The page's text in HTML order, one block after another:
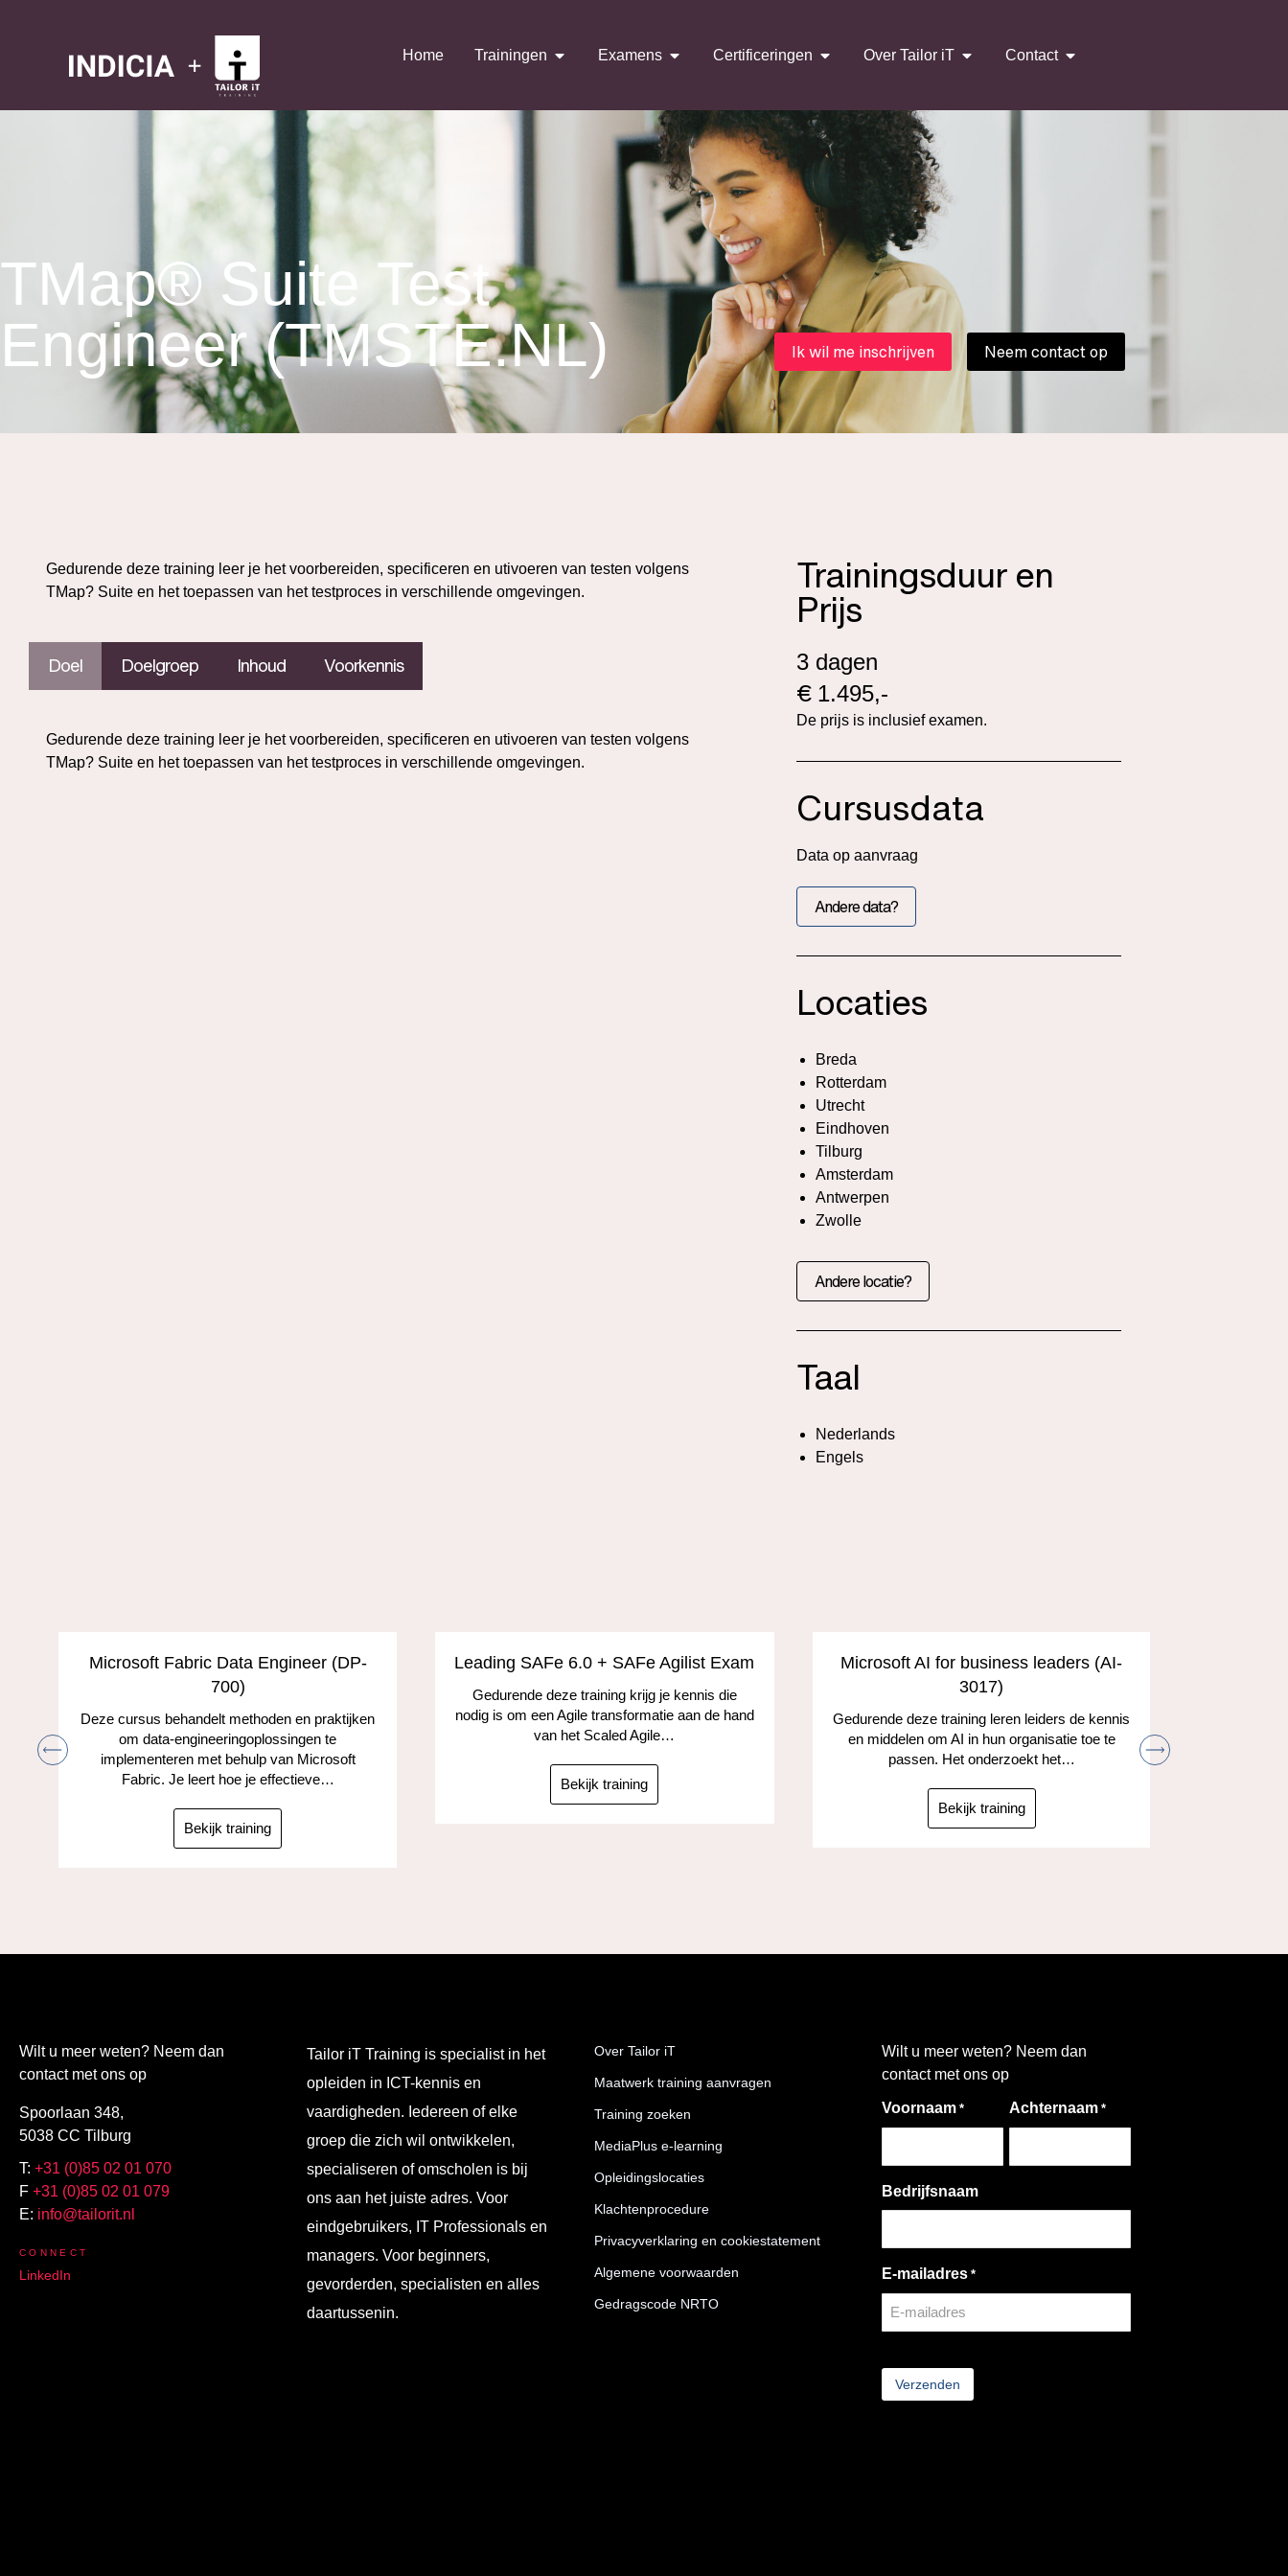
Home Trainingen Examens Certificeringen Over Tailor iT Contact
TMap® Suite Test
Engineer (TMSTE.NL)
Ik wil me inschrijven Neem contact op
Gedurende deze training leer je het voorbereiden, specificeren en utivoeren van testen volgens
TMap? Suite en het toepassen van het testproces in verschillende omgevingen.
Doel Doelgroep Inhoud Voorkennis
Gedurende deze training leer je het voorbereiden, specificeren en utivoeren van testen volgens
TMap? Suite en het toepassen van het testproces in verschillende omgevingen.
Trainingsduur en
Prijs
3 dagen
€ 1.495,-
De prijs is inclusief examen.
Cursusdata
Data op aanvraag
Andere data?
Locaties
Breda
Rotterdam
Utrecht
Eindhoven
Tilburg
Amsterdam
Antwerpen
Zwolle
Andere locatie?
Taal
Nederlands
Engels
Microsoft Fabric Data Engineer (DP-
700)
Deze cursus behandelt methoden en praktijken
om data-engineeringoplossingen te
implementeren met behulp van Microsoft
Fabric. Je leert hoe je effectieve…
Bekijk training
Leading SAFe 6.0 + SAFe Agilist Exam
Gedurende deze training krijg je kennis die
nodig is om een Agile transformatie aan de hand
van het Scaled Agile…
Bekijk training
Microsoft AI for business leaders (AI-
3017)
Gedurende deze training leren leiders de kennis
en middelen om AI in hun organisatie toe te
passen. Het onderzoekt het…
Bekijk training
Wilt u meer weten? Neem dan
contact met ons op
Spoorlaan 348,
5038 CC Tilburg
T: +31 (0)85 02 01 070
F +31 (0)85 02 01 079
E: info@tailorit.nl
CONNECT
LinkedIn
Tailor iT Training is specialist in het
opleiden in ICT-kennis en
vaardigheden. Iedereen of elke
groep die zich wil ontwikkelen,
specialiseren of omscholen is bij
ons aan het juiste adres. Voor
eindgebruikers, IT Professionals en
managers. Voor beginners,
gevorderden, specialisten en alles
daartussenin.
Over Tailor iT
Maatwerk training aanvragen
Training zoeken
MediaPlus e-learning
Opleidingslocaties
Klachtenprocedure
Privacyverklaring en cookiestatement
Algemene voorwaarden
Gedragscode NRTO
Wilt u meer weten? Neem dan
contact met ons op
Voornaam * Achternaam *
Bedrijfsnaam
E-mailadres *